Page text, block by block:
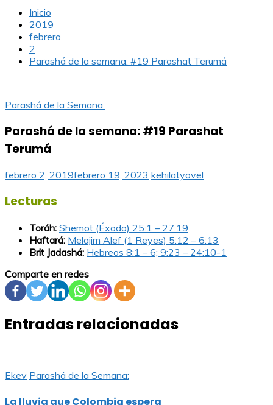
Inicio
2019
febrero
2
Parashá de la semana: #19 Parashat Terumá
Parashá de la Semana:
Parashá de la semana: #19 Parashat
Terumá
febrero 2, 2019febrero 19, 2023 kehilatyovel
Lecturas
Toráh: Shemot (Éxodo) 25:1 – 27:19
Haftará: Melajim Alef (1 Reyes) 5:12 – 6:13
Brit Jadashá: Hebreos 8:1 – 6; 9:23 – 24:10-1
Comparte en redes
Entradas relacionadas
Ekev Parashá de la Semana:
La lluvia que Colombia espera